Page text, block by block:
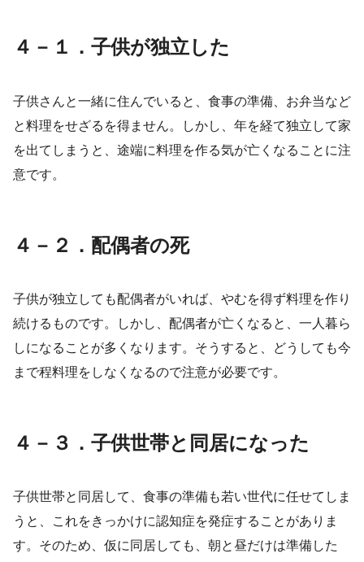
４－１．子供が独立した
子供さんと一緒に住んでいると、食事の準備、お弁当など
と料理をせざるを得ません。しかし、年を経て独立して家
を出てしまうと、途端に料理を作る気が亡くなることに注
意です。
４－２．配偶者の死
子供が独立しても配偶者がいれば、やむを得ず料理を作り
続けるものです。しかし、配偶者が亡くなると、一人暮ら
しになることが多くなります。そうすると、どうしても今
まで程料理をしなくなるので注意が必要です。
４－３．子供世帯と同居になった
子供世帯と同居して、食事の準備も若い世代に任せてしま
うと、これをきっかけに認知症を発症することがありま
す。そのため、仮に同居しても、朝と昼だけは準備した